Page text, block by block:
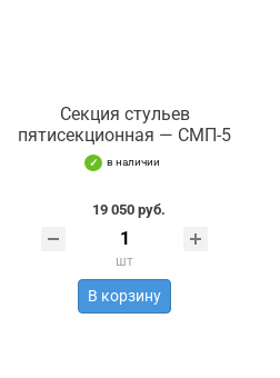
Секция стульев
пятисекционная — СМП-5
в наличии
19 050 руб.
шт
В корзину